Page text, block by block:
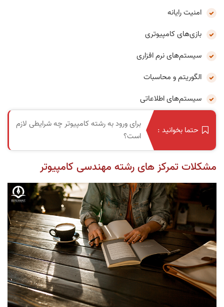
امنیت رایانه
بازی‌های کامپیوتری
سیستم‌های نرم افزاری
الگوریتم و محاسبات
سیستم‌های اطلاعاتی
حتما بخوانید :
برای ورود به رشته کامپیوتر چه شرایطی لازم
است؟
مشکلات تمرکز های رشته مهندسی کامپیوتر